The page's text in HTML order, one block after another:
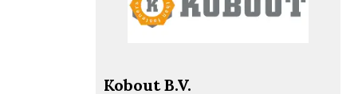
Kobout B.V.